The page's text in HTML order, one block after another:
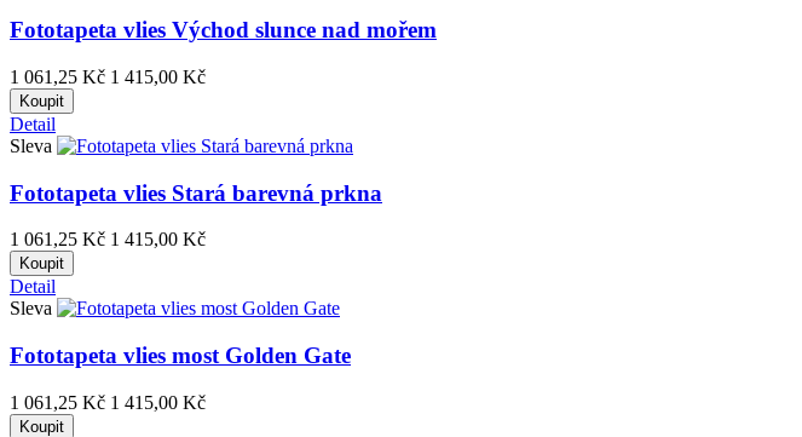
Fototapeta vlies Východ slunce nad mořem
1 061,25 Kč 1 415,00 Kč
Koupit
Detail
Sleva
Fototapeta vlies Stará barevná prkna
1 061,25 Kč 1 415,00 Kč
Koupit
Detail
Sleva
Fototapeta vlies most Golden Gate
1 061,25 Kč 1 415,00 Kč
Koupit